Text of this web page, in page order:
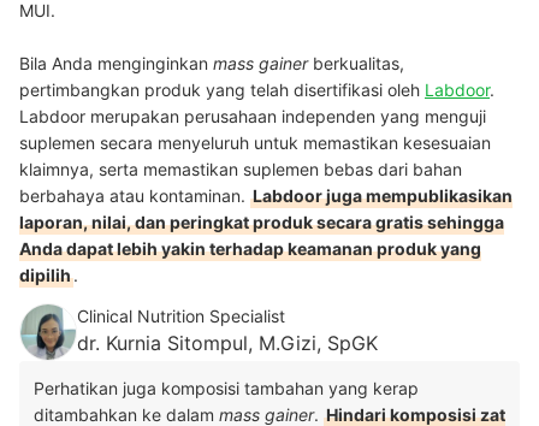
MUI.
Bila Anda menginginkan mass gainerberkualitas,
pertimbangkan produk yang telah disertifikasi oleh Labdoor.
Labdoor merupakan perusahaan independen yang menguji
suplemen secara menyeluruh untuk memastikan kesesuaian
klaimnya, serta memastikan suplemen bebas dari bahan
berbahaya atau kontaminan. Labdoor juga mempublikasikan
laporan, nilai, dan peringkat produk secara gratis sehingga
Anda dapat lebih yakin terhadap keamanan produk yang
dipilih.
Clinical Nutrition Specialist
dr. Kurnia Sitompul, M.Gizi, SpGK
Perhatikan juga komposisi tambahan yang kerap
ditambahkan ke dalam mass gainer. Hindari komposisi zat